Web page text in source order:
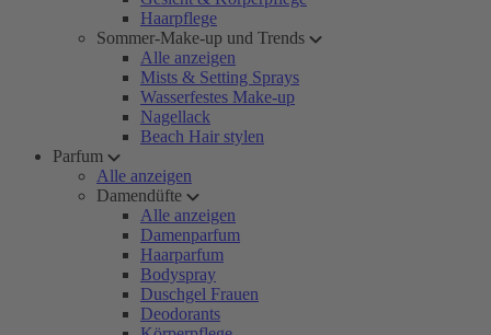
Haarpflege
Sommer-Make-up und Trends
Alle anzeigen
Mists & Setting Sprays
Wasserfestes Make-up
Nagellack
Beach Hair stylen
Parfum
Alle anzeigen
Damendüfte
Alle anzeigen
Damenparfum
Haarparfum
Bodyspray
Duschgel Frauen
Deodorants